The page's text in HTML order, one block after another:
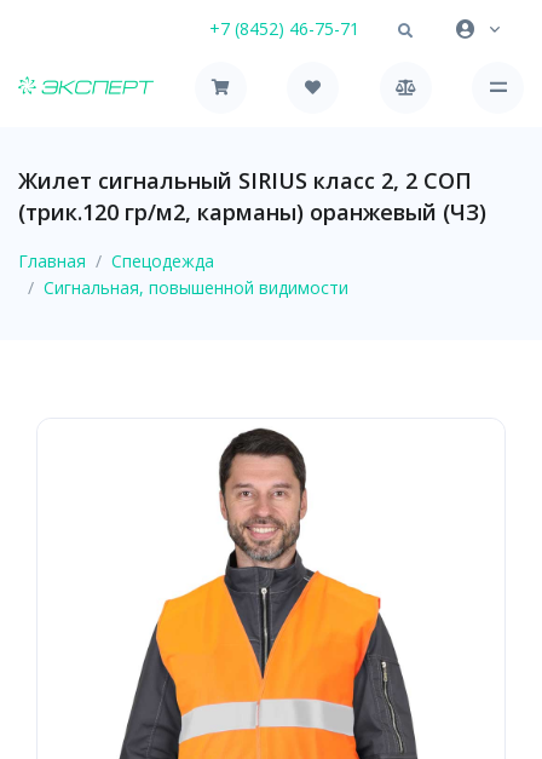
+7 (8452) 46-75-71
Жилет сигнальный SIRIUS класс 2, 2 СОП
(трик.120 гр/м2, карманы) оранжевый (ЧЗ)
Главная
Спецодежда
Сигнальная, повышенной видимости